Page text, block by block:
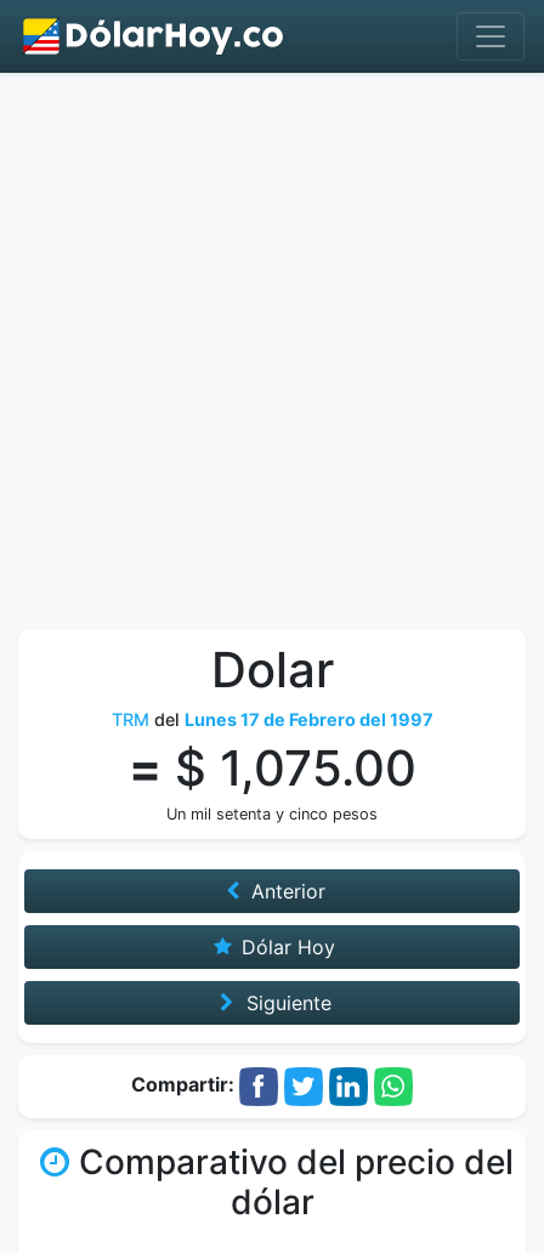
Dolar
TRM del Lunes 17 de Febrero del 1997
= $ 1,075.00
Un mil setenta y cinco pesos
Anterior
Dólar Hoy
Siguiente
Compartir:
Comparativo del precio del
dólar